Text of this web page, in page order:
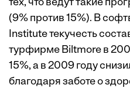
тех, что ведут такие
(9% против 15%). В
Institute текучесть
турфирме Biltmore в
15%, а в 2009 году
благодаря заботе о